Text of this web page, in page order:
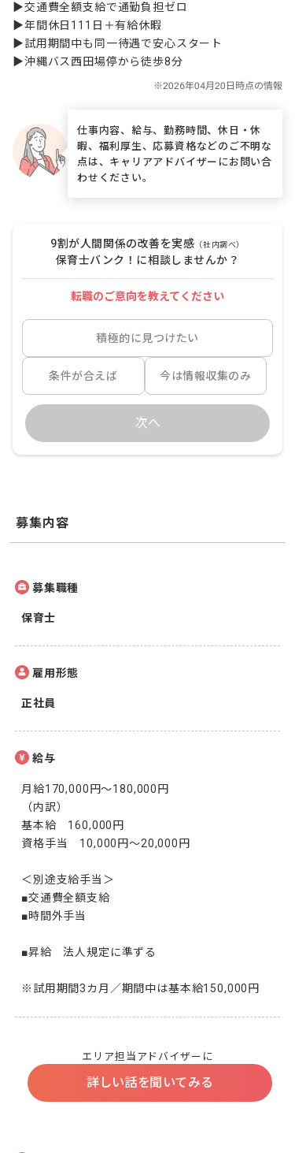
▶交通費全額支給で通勤負担ゼロ
▶年間休日111日＋有給休暇
▶試用期間中も同一待遇で安心スタート
▶沖縄バス西田場停から徒歩8分
仕事内容、給与、勤務時間、休日・休
暇、福利厚生、応募資格などのご不明な
点は、キャリアアドバイザーにお問い合
わせください。
9割が人間関係の改善を実感 （社内調べ）
保育士バンク！に相談しませんか？
転職のご意向を教えてください
積極的に見つけたい
条件が合えば 今は情報収集のみ
次へ
募集内容
募集職種
保育士
雇用形態
正社員
給与
月給170,000円～180,000円
（内訳）
基本給　160,000円
資格手当　10,000円〜20,000円
＜別途支給手当＞
■交通費全額支給
■時間外手当
■昇給　法人規定に準ずる
※試用期間3カ月／期間中は基本給150,000円
エリア担当アドバイザーに
詳しい話を聞いてみる